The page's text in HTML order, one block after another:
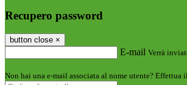
Recupero password
button close ×
E-mail Verrà
Non hai una e-mail associata al nome utente? Effettua